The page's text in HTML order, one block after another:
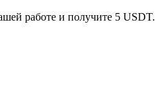
работе и получите 5 USDT.